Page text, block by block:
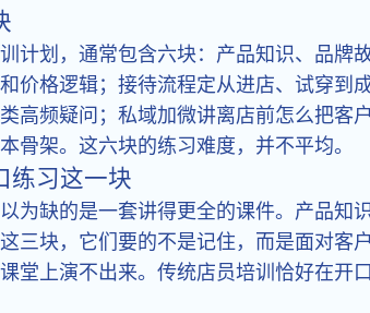
计划，通常包含六块：产品知识、品牌
价格逻辑；接待流程定从进店、试穿
高频疑问；私域加微讲离店前怎么把
骨架。这六块的练习难度，并不平均。
练习这一块
为缺的是一套讲得更全的课件。产品
三块，它们要的不是记住，而是面对
堂上演不出来。传统店员培训恰好在